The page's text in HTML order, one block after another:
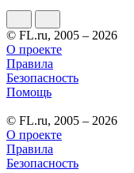
© FL.ru, 2005 – 2026
О проекте
Правила
Безопасность
Помощь
© FL.ru, 2005 – 2026
О проекте
Правила
Безопасность